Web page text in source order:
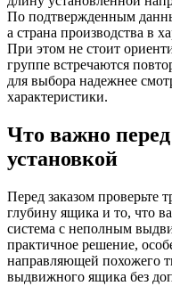
По подтвержденным
а страна производства в
При этом не стоит
группе встречаются
для выбора надежнее
характеристики.
Что важно
установкой
Перед заказом
глубину ящика и то, что
система с неполным
практичное решение,
направляющей похожего
выдвижного ящика без